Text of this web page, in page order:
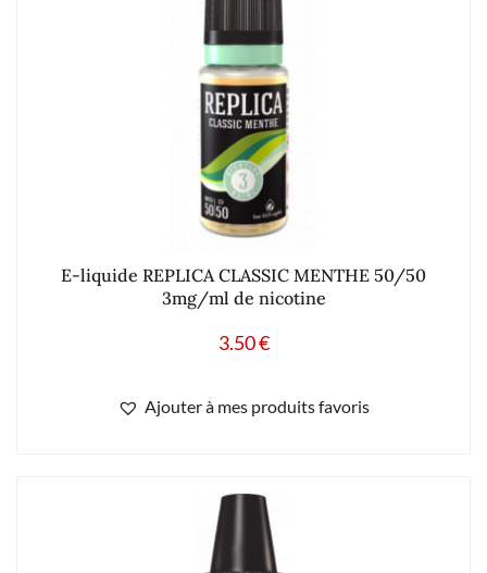
E-liquide REPLICA CLASSIC MENTHE 50/50
3mg/ml de nicotine
3.50€
Ajouter à mes produits favoris